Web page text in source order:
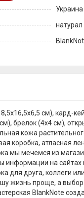
Украина
см), кард-
брелок (4х4 см),
кожа
коробка, атласная
мы мечемся из
информации на сайтах
для друга, коллеги
жизнь проще, а
BlankNote